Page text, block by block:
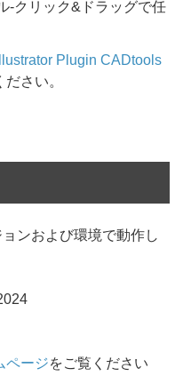
-クリック&ドラッグで任
Plugin CADtools
さい。
ンおよび環境で動作し
ページをご覧ください